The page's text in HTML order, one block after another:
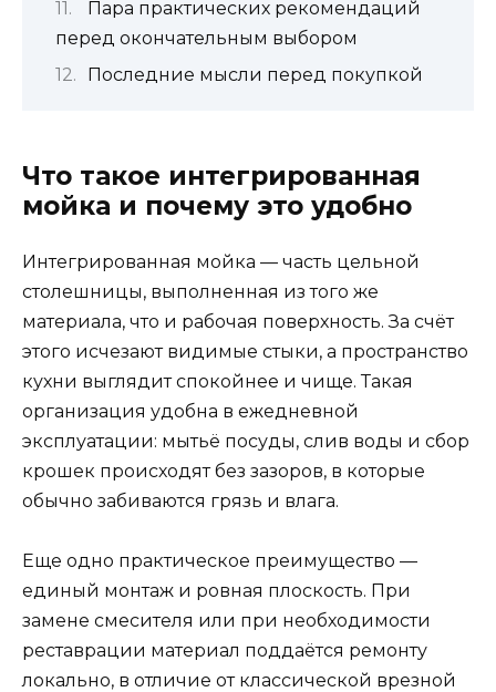
Пара практических рекомендаций
перед окончательным выбором
Последние мысли перед покупкой
Что такое интегрированная
мойка и почему это удобно
Интегрированная мойка — часть цельной
столешницы, выполненная из того же
материала, что и рабочая поверхность. За счёт
этого исчезают видимые стыки, а пространство
кухни выглядит спокойнее и чище. Такая
организация удобна в ежедневной
эксплуатации: мытьё посуды, слив воды и сбор
крошек происходят без зазоров, в которые
обычно забиваются грязь и влага.
Еще одно практическое преимущество —
единый монтаж и ровная плоскость. При
замене смесителя или при необходимости
реставрации материал поддаётся ремонту
локально, в отличие от классической врезной